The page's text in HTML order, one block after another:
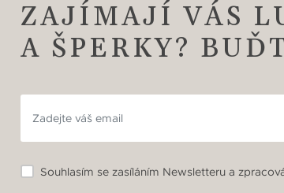
ZAJÍMAJÍ VÁS
A ŠPERKY?
Souhlasím se zasíláním Newsletteru a